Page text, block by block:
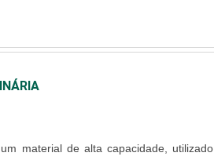
e possui justamente este enfoque:
dos resultados que ....
material de alta capacidade, utilizado